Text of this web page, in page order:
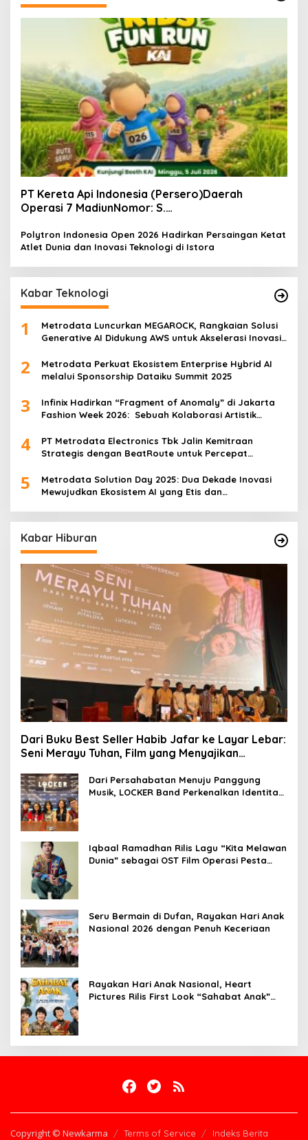
PT Kereta Api Indonesia (Persero)Daerah
Operasi 7 MadiunNomor: S.
Polytron Indonesia Open 2026 Hadirkan Persaingan Ketat
Atlet Dunia dan Inovasi Teknologi di Istora
Kabar Teknologi
1
Metrodata Luncurkan MEGAROCK, Rangkaian Solusi
Generative AI Didukung AWS untuk Akselerasi Inovasi
2
Metrodata Perkuat Ekosistem Enterprise Hybrid AI
melalui Sponsorship Dataiku Summit 2025
3
Infinix Hadirkan “Fragment of Anomaly” di Jakarta
Fashion Week 2026: Sebuah Kolaborasi Artistik
Eksperimen Robotik ‘R.AT.S’ Lab
4
PT Metrodata Electronics Tbk Jalin Kemitraan
Strategis dengan BeatRoute untuk Percepat
5
Metrodata Solution Day 2025: Dua Dekade Inovasi
Mewujudkan Ekosistem AI yang Etis dan
Kabar Hiburan
Dari Buku Best Seller Habib Jafar ke Layar Lebar:
Seni Merayu Tuhan, Film yang Menyajikan
Dari Persahabatan Menuju Panggung
Musik, LOCKER Band Perkenalkan Identitas
Iqbaal Ramadhan Rilis Lagu “Kita Melawan
Dunia” sebagai OST Film Operasi Pesta
Seru Bermain di Dufan, Rayakan Hari Anak
Nasional 2026 dengan Penuh Keceriaan
Rayakan Hari Anak Nasional, Heart
Pictures Rilis First Look “Sahabat Anak”
Copyright © Newkarma Terms of Service Indeks Berita